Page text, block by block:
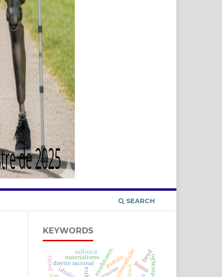
SEARCH
KEYWORDS
direito racional
materialismo
forma
sofística
jesuitas educação
partido
poder freud